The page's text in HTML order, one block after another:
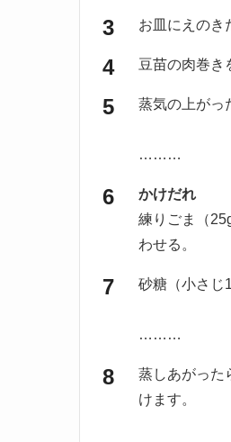
お皿にえのき
豆苗の肉巻き
蒸気の上がっ
………
かけだれ
練りごま（
わせる。
砂糖（小さじ
………
蒸しあがった
けます。